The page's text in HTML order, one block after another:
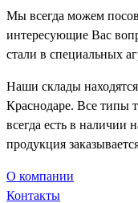
Мы всегда можем
интересующие Вас
стали в специальных
Наши склады
Краснодаре. Все типы
всегда есть в наличии
продукция
О компании
Контакты